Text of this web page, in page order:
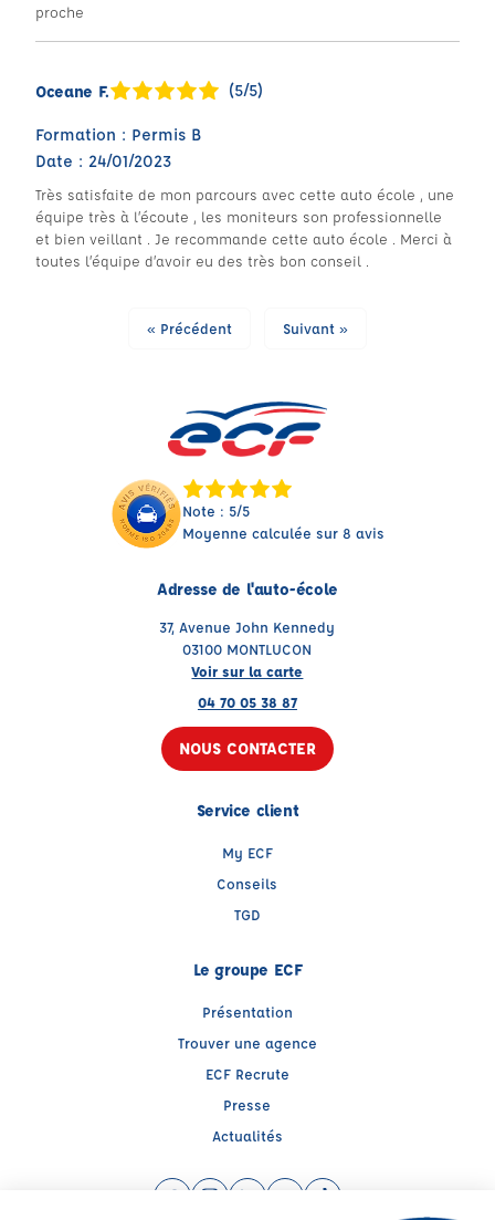
proche
Oceane F. (5/5)
Formation : Permis B
Date : 24/01/2023
Très satisfaite de mon parcours avec cette auto école , une
équipe très à l’écoute , les moniteurs son professionnelle
et bien veillant . Je recommande cette auto école . Merci à
toutes l’équipe d’avoir eu des très bon conseil .
« Précédent Suivant »
Note : 5/5
Moyenne calculée sur 8 avis
Adresse de l'auto-école
37, Avenue John Kennedy
03100 MONTLUCON
Voir sur la carte
04 70 05 38 87
NOUS CONTACTER
Service client
My ECF
Conseils
TGD
Le groupe ECF
Présentation
Trouver une agence
ECF Recrute
Presse
Actualités